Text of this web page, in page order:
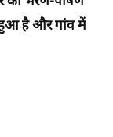
हुआ है और गांव में